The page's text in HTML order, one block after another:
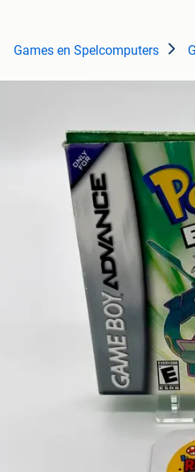
Games en Spelcomputers